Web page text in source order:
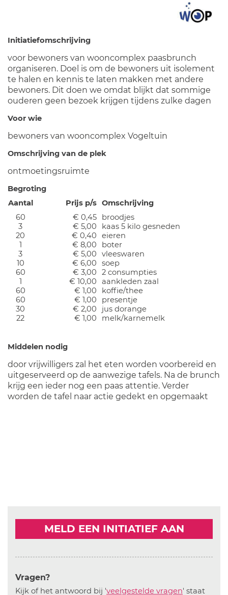
Initiatiefomschrijving
voor bewoners van wooncomplex paasbrunch
organiseren. Doel is om de bewoners uit isolement
te halen en kennis te laten makken met andere
bewoners. Dit doen we omdat blijkt dat sommige
ouderen geen bezoek krijgen tijdens zulke dagen
Voor wie
bewoners van wooncomplex Vogeltuin
Omschrijving van de plek
ontmoetingsruimte
Begroting
Aantal
Prijs p/s Omschrijving
60
€ 0,45
broodjes
3
€ 5,00
kaas 5 kilo gesneden
20
€ 0,40
eieren
1
€ 8,00
boter
3
€ 5,00
vleeswaren
10
€ 6,00
soep
60
€ 3,00
2 consumpties
1
€ 10,00
aankleden zaal
60
€ 1,00
koffie/thee
60
€ 1,00
presentje
30
€ 2,00
jus dorange
22
€ 1,00 melk/karnemelk
Middelen nodig
door vrijwilligers zal het eten worden voorbereid en
uitgeserveerd op de aanwezige tafels. Na de brunch
krijg een ieder nog een paas attentie. Verder
worden de tafel naar actie gedekt en opgemaakt
MELD EEN INITIATIEF AAN
Vragen?
Kijk of het antwoord bij 'veelgestelde vragen' staat